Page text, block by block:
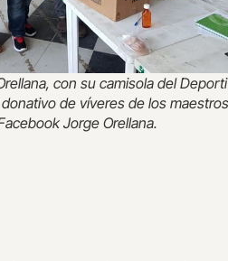
con su camisola del
de víveres de los maestros
Jorge Orellana.